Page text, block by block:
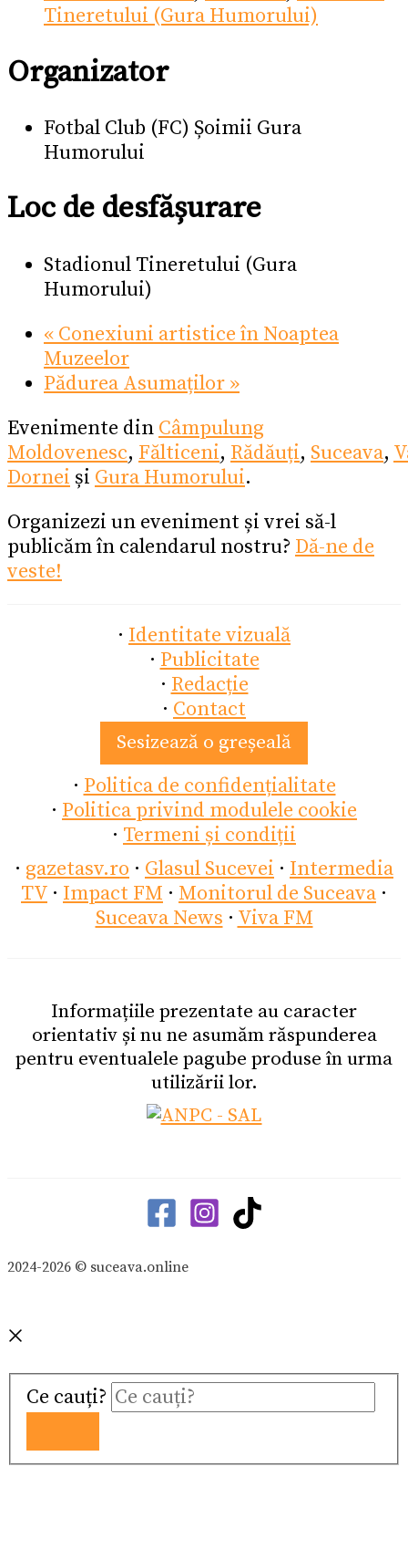
Tineretului (Gura Humorului)
Organizator
Fotbal Club (FC) Șoimii Gura
Humorului
Loc de desfășurare
Stadionul Tineretului (Gura
Humorului)
« Conexiuni artistice în Noaptea
Muzeelor
Pădurea Asumaților »
Evenimente din Câmpulung
Moldovenesc, Fălticeni, Rădăuți, Suceava,
Dornei și Gura Humorului.
Organizezi un eveniment și vrei să-l
publicăm în calendarul nostru? Dă-ne de
veste!
· Identitate vizuală
· Publicitate
· Redacție
· Contact
Sesizează o greșeală
· Politica de confidențialitate
· Politica privind modulele cookie
· Termeni și condiții
· gazetasv.ro · Glasul Sucevei · Intermedia
TV · Impact FM · Monitorul de Suceava ·
Suceava News · Viva FM
Informațiile prezentate au caracter
orientativ și nu ne asumăm răspunderea
pentru eventualele pagube produse în urma
utilizării lor.
2024-2026 © suceava.online
Ce cauți?